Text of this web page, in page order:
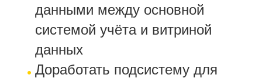
данными между основной
системой учёта и витриной
данных
Доработать подсистему для